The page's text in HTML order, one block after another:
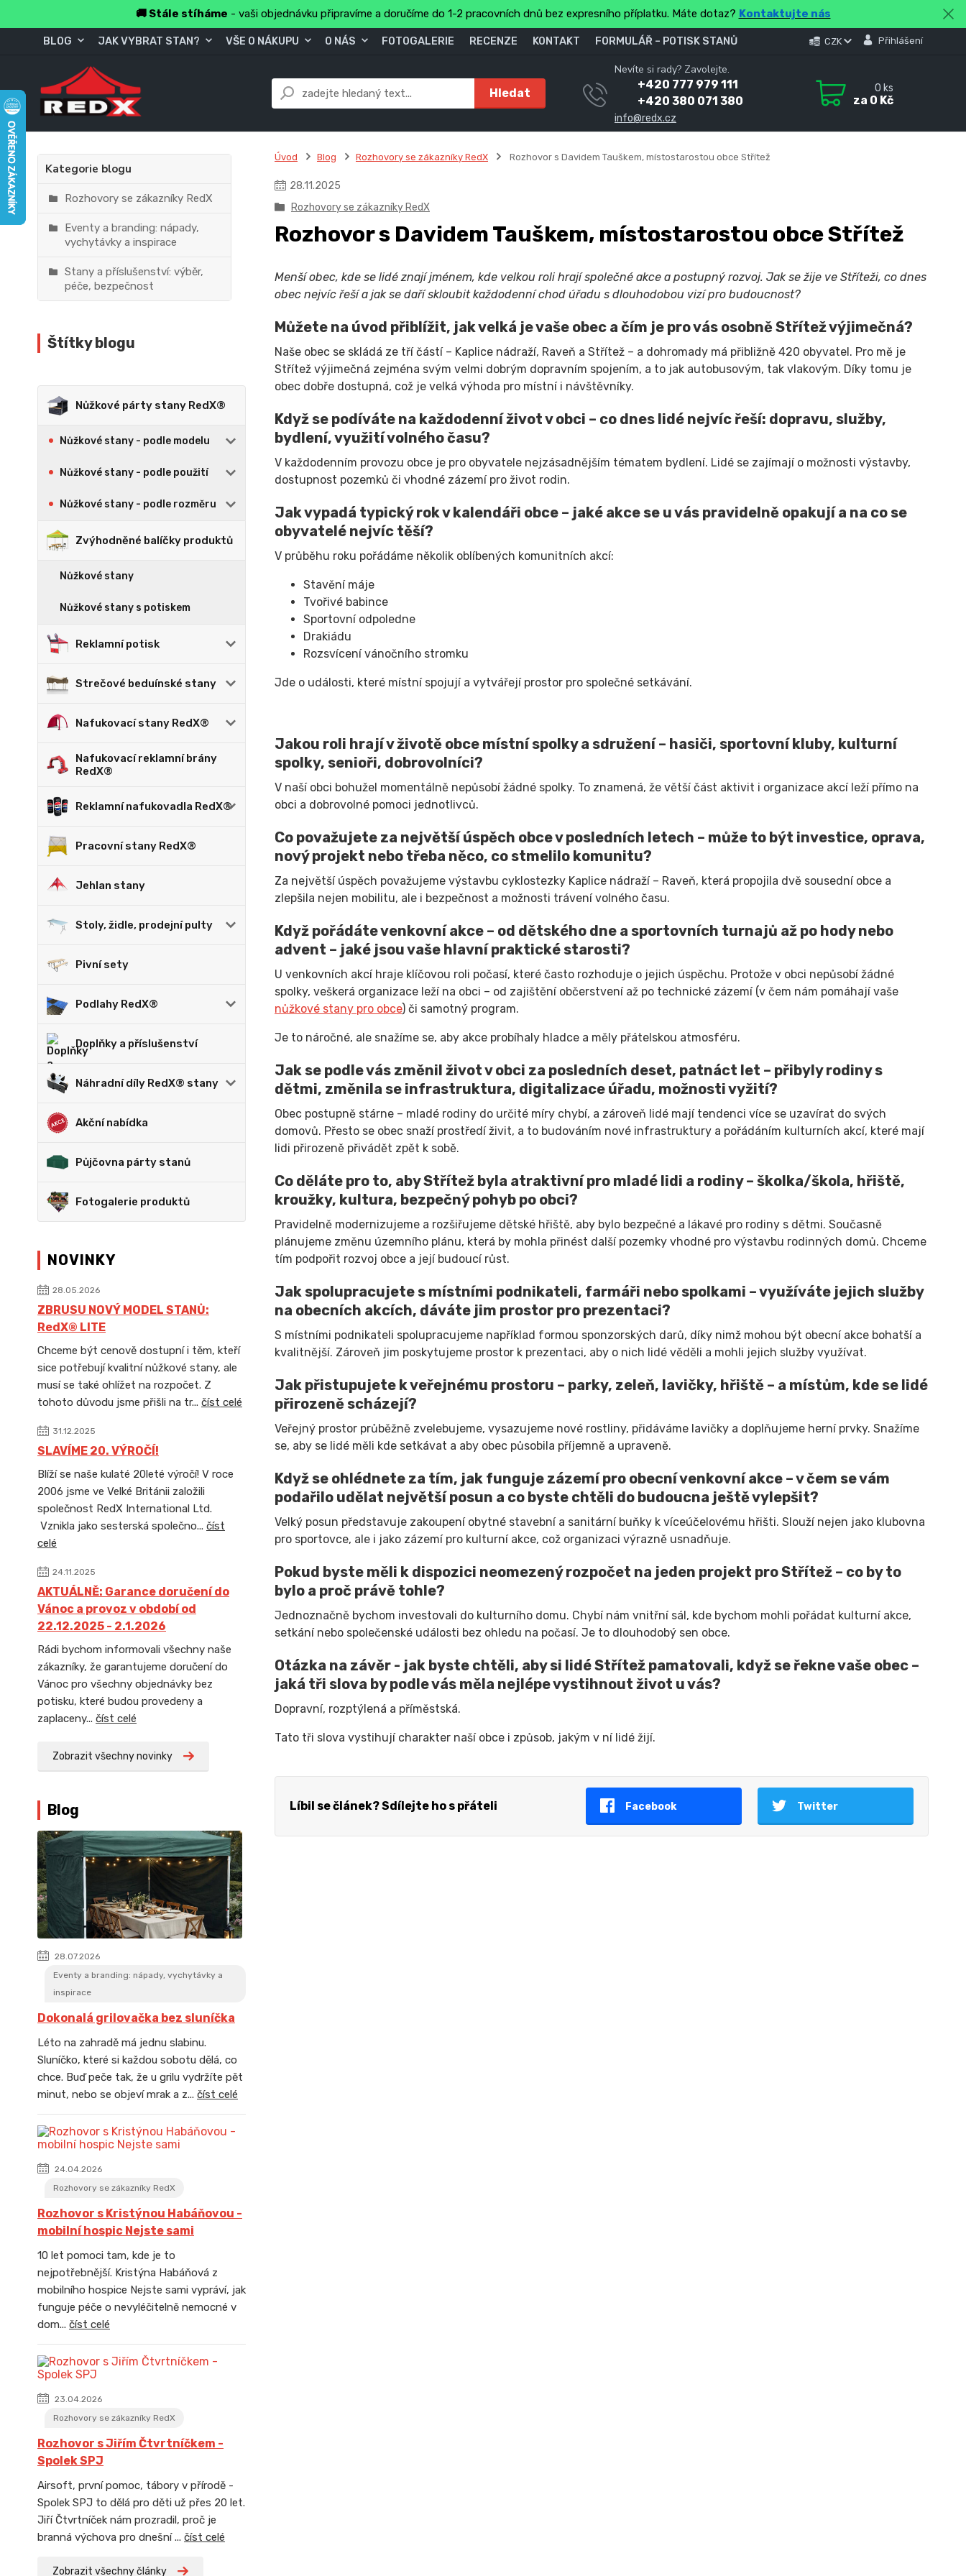
🚚 Stále stíháme - vaši objednávku připravíme a doručíme do 1-2 pracovních dnů bez expresního příplatku. Máte dotaz? Kontaktujte nás
BLOG JAK VYBRAT STAN? VŠE O NÁKUPU O NÁS FOTOGALERIE RECENZE KONTAKT FORMULÁŘ – POTISK STANŮ CZK Přihlášení
Hledat
Nevíte si rady? Zavolejte.
+420 777 979 111
+420 380 071 380
info@redx.cz
0 ks
za 0 Kč
Kategorie blogu
Rozhovory se zákazníky RedX
Eventy a branding: nápady,
vychytávky a inspirace
Stany a příslušenství: výběr,
péče, bezpečnost
Štítky blogu
Nůžkové párty stany RedX®
Nůžkové stany - podle modelu
Nůžkové stany - podle použití
Nůžkové stany - podle rozměru
Zvýhodněné balíčky produktů
Nůžkové stany
Nůžkové stany s potiskem
Reklamní potisk
Strečové beduínské stany
Nafukovací stany RedX®
Nafukovací reklamní brány
RedX®
Reklamní nafukovadla RedX®
Pracovní stany RedX®
Jehlan stany
Stoly, židle, prodejní pulty
Pivní sety
Podlahy RedX®
Doplňky a příslušenství
Náhradní díly RedX® stany
Akční nabídka
Půjčovna párty stanů
Fotogalerie produktů
NOVINKY
28.05.2026
ZBRUSU NOVÝ MODEL STANŮ:
RedX® LITE
Chceme být cenově dostupní i těm, kteří
sice potřebují kvalitní nůžkové stany, ale
musí se také ohlížet na rozpočet. Z
tohoto důvodu jsme přišli na tr... číst celé
31.12.2025
SLAVÍME 20. VÝROČÍ!
Blíží se naše kulaté 20leté výročí! V roce
2006 jsme ve Velké Británii založili
společnost RedX International Ltd.
Vznikla jako sesterská společno... číst
celé
24.11.2025
AKTUÁLNĚ: Garance doručení do
Vánoc a provoz v období od
22.12.2025 - 2.1.2026
Rádi bychom informovali všechny naše
zákazníky, že garantujeme doručení do
Vánoc pro všechny objednávky bez
potisku, které budou provedeny a
zaplaceny... číst celé
Zobrazit všechny novinky
Blog
28.07.2026
Eventy a branding: nápady, vychytávky a
inspirace
Dokonalá grilovačka bez sluníčka
Léto na zahradě má jednu slabinu.
Sluníčko, které si každou sobotu dělá, co
chce. Buď peče tak, že u grilu vydržíte pět
minut, nebo se objeví mrak a z... číst celé
24.04.2026
Rozhovory se zákazníky RedX
Rozhovor s Kristýnou Habáňovou -
mobilní hospic Nejste sami
10 let pomoci tam, kde je to
nejpotřebnější. Kristýna Habáňová z
mobilního hospice Nejste sami vypráví, jak
funguje péče o nevyléčitelně nemocné v
dom... číst celé
23.04.2026
Rozhovory se zákazníky RedX
Rozhovor s Jiřím Čtvrtníčkem -
Spolek SPJ
Airsoft, první pomoc, tábory v přírodě -
Spolek SPJ to dělá pro děti už přes 20 let.
Jiří Čtvrtníček nám prozradil, proč je
branná výchova pro dnešní ... číst celé
Zobrazit všechny články
Úvod Blog Rozhovory se zákazníky RedX Rozhovor s Davidem Tauškem, místostarostou obce Střítež
28.11.2025
Rozhovory se zákazníky RedX
Rozhovor s Davidem Tauškem, místostarostou obce Střítež
Menší obec, kde se lidé znají jménem, kde velkou roli hrají společné akce a postupný rozvoj. Jak se žije ve Stříteži, co dnes
obec nejvíc řeší a jak se daří skloubit každodenní chod úřadu s dlouhodobou vizí pro budoucnost?
Můžete na úvod přiblížit, jak velká je vaše obec a čím je pro vás osobně Střítež výjimečná?
Naše obec se skládá ze tří částí – Kaplice nádraží, Raveň a Střítež – a dohromady má přibližně 420 obyvatel. Pro mě je
Střítež výjimečná zejména svým velmi dobrým dopravním spojením, a to jak autobusovým, tak vlakovým. Díky tomu je
obec dobře dostupná, což je velká výhoda pro místní i návštěvníky.
Když se podíváte na každodenní život v obci – co dnes lidé nejvíc řeší: dopravu, služby,
bydlení, využití volného času?
V každodenním provozu obce je pro obyvatele nejzásadnějším tématem bydlení. Lidé se zajímají o možnosti výstavby,
dostupnost pozemků či vhodné zázemí pro život rodin.
Jak vypadá typický rok v kalendáři obce – jaké akce se u vás pravidelně opakují a na co se
obyvatelé nejvíc těší?
V průběhu roku pořádáme několik oblíbených komunitních akcí:
Stavění máje
Tvořivé babince
Sportovní odpoledne
Drakiádu
Rozsvícení vánočního stromku
Jde o události, které místní spojují a vytvářejí prostor pro společné setkávání.
Jakou roli hrají v životě obce místní spolky a sdružení – hasiči, sportovní kluby, kulturní
spolky, senioři, dobrovolníci?
V naší obci bohužel momentálně nepůsobí žádné spolky. To znamená, že větší část aktivit i organizace akcí leží přímo na
obci a dobrovolné pomoci jednotlivců.
Co považujete za největší úspěch obce v posledních letech – může to být investice, oprava,
nový projekt nebo třeba něco, co stmelilo komunitu?
Za největší úspěch považujeme výstavbu cyklostezky Kaplice nádraží – Raveň, která propojila dvě sousední obce a
zlepšila nejen mobilitu, ale i bezpečnost a možnosti trávení volného času.
Když pořádáte venkovní akce – od dětského dne a sportovních turnajů až po hody nebo
advent – jaké jsou vaše hlavní praktické starosti?
U venkovních akcí hraje klíčovou roli počasí, které často rozhoduje o jejich úspěchu. Protože v obci nepůsobí žádné
spolky, veškerá organizace leží na obci – od zajištění občerstvení až po technické zázemí (v čem nám pomáhají vaše
nůžkové stany pro obce) či samotný program.
Je to náročné, ale snažíme se, aby akce probíhaly hladce a měly přátelskou atmosféru.
Jak se podle vás změnil život v obci za posledních deset, patnáct let – přibyly rodiny s
dětmi, změnila se infrastruktura, digitalizace úřadu, možnosti vyžití?
Obec postupně stárne – mladé rodiny do určité míry chybí, a zároveň lidé mají tendenci více se uzavírat do svých
domovů. Přesto se obec snaží prostředí živit, a to budováním nové infrastruktury a pořádáním kulturních akcí, které mají
lidi přirozeně přivádět zpět k sobě.
Co děláte pro to, aby Střítež byla atraktivní pro mladé lidi a rodiny – školka/škola, hřiště,
kroužky, kultura, bezpečný pohyb po obci?
Pravidelně modernizujeme a rozšiřujeme dětské hřiště, aby bylo bezpečné a lákavé pro rodiny s dětmi. Současně
plánujeme změnu územního plánu, která by mohla přinést další pozemky vhodné pro výstavbu rodinných domů. Chceme
tím podpořit rozvoj obce a její budoucí růst.
Jak spolupracujete s místními podnikateli, farmáři nebo spolkami – využíváte jejich služby
na obecních akcích, dáváte jim prostor pro prezentaci?
S místními podnikateli spolupracujeme například formou sponzorských darů, díky nimž mohou být obecní akce bohatší a
kvalitnější. Zároveň jim poskytujeme prostor k prezentaci, aby o nich lidé věděli a mohli jejich služby využívat.
Jak přistupujete k veřejnému prostoru – parky, zeleň, lavičky, hřiště – a místům, kde se lidé
přirozeně scházejí?
Veřejný prostor průběžně zvelebujeme, vysazujeme nové rostliny, přidáváme lavičky a doplňujeme herní prvky. Snažíme
se, aby se lidé měli kde setkávat a aby obec působila příjemně a upraveně.
Když se ohlédnete za tím, jak funguje zázemí pro obecní venkovní akce – v čem se vám
podařilo udělat největší posun a co byste chtěli do budoucna ještě vylepšit?
Velký posun představuje zakoupení obytné stavební a sanitární buňky k víceúčelovému hřišti. Slouží nejen jako klubovna
pro sportovce, ale i jako zázemí pro kulturní akce, což organizaci výrazně usnadňuje.
Pokud byste měli k dispozici neomezený rozpočet na jeden projekt pro Střítež – co by to
bylo a proč právě tohle?
Jednoznačně bychom investovali do kulturního domu. Chybí nám vnitřní sál, kde bychom mohli pořádat kulturní akce,
setkání nebo společenské události bez ohledu na počasí. Je to dlouhodobý sen obce.
Otázka na závěr - jak byste chtěli, aby si lidé Střítež pamatovali, když se řekne vaše obec –
jaká tři slova by podle vás měla nejlépe vystihnout život u vás?
Dopravní, rozptýlená a příměstská.
Tato tři slova vystihují charakter naší obce i způsob, jakým v ní lidé žijí.
Líbil se článek? Sdílejte ho s přáteli Facebook Twitter